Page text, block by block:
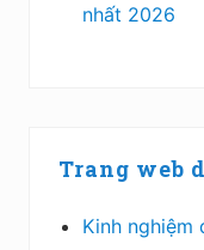
nhất 2026
Trang web
Kinh nghiệm